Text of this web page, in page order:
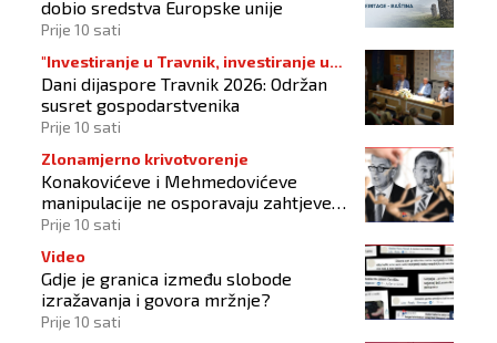
dobio sredstva Europske unije
Prije 10 sati
"Investiranje u Travnik, investiranje u
budućnost"
Dani dijaspore Travnik 2026: Održan
susret gospodarstvenika
Prije 10 sati
Zlonamjerno krivotvorenje
Konakovićeve i Mehmedovićeve
manipulacije ne osporavaju zahtjeve
Hrvata
Prije 10 sati
Video
Gdje je granica između slobode
izražavanja i govora mržnje?
Prije 10 sati